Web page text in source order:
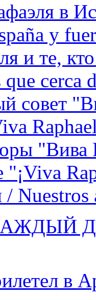
в
y
и те,
cerca
совет
"Вива
"¡Viva
Nuestros
в